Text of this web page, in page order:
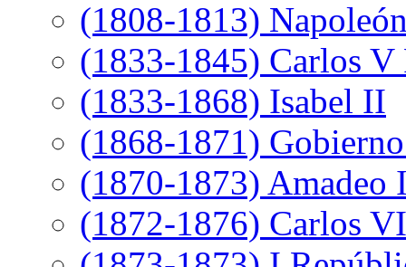
(1808-1813)
(1833-1845) Carlos V
(1833-1868) Isabel II
(1868-1871)
(1870-1873) Amadeo
(1872-1876) Carlos